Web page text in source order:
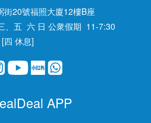
街20號福照大廈12樓B座
、五 六 日 公衆假期 11-7:30
[四 休息]
APP